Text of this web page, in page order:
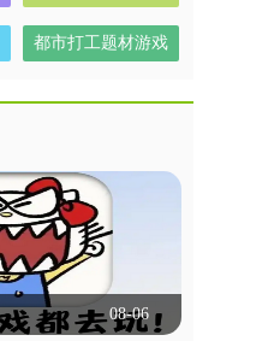
些
都市打工题材游戏
08-06